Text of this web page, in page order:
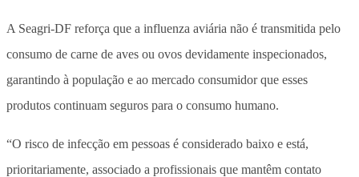
A Seagri-DF reforça que a influenza aviária não é transmitida pelo
consumo de carne de aves ou ovos devidamente inspecionados,
garantindo à população e ao mercado consumidor que esses
produtos continuam seguros para o consumo humano.
“O risco de infecção em pessoas é considerado baixo e está,
prioritariamente, associado a profissionais que mantêm contato